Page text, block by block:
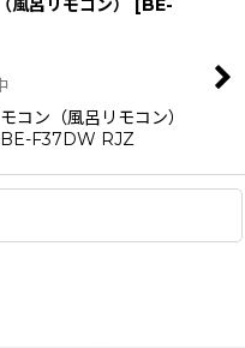
呂リモコン） [BE-
コン（風呂リモコン）
F37DW RJZ